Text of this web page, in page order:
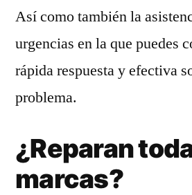
Así como también la
urgencias en la que puedes
rápida respuesta y efectiva
problema.
¿Reparan
marcas?